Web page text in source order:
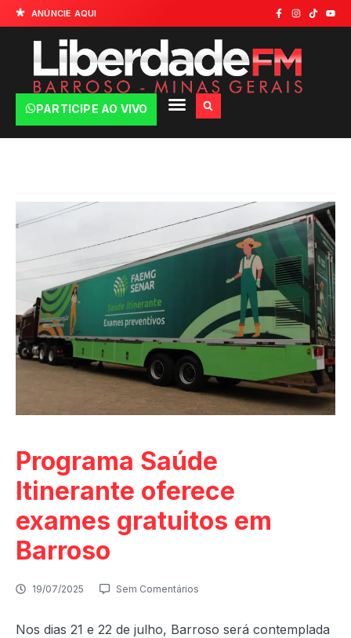
ANÚNCIE AQUI
PARTICIPE AO VIVO
Programa Saúde
Itinerante oferece
exames gratuitos em
Barroso
19/07/2025 Sem Comentários
Nos dias 21 e 22 de julho, Barroso será contemplada